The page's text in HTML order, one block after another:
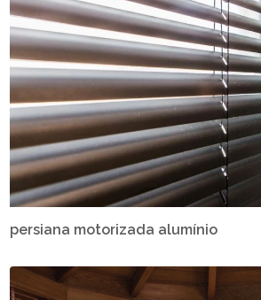
persiana motorizada alumínio